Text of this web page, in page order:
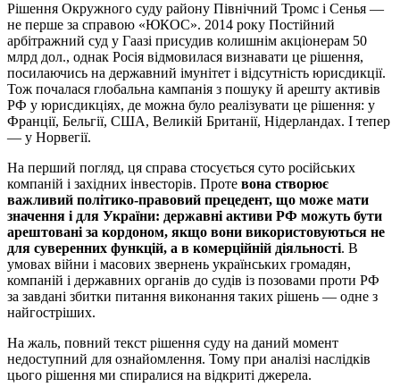
Рішення Окружного суду району Північний Тромс і Сенья —
не перше за справою «ЮКОС». 2014 року Постійний
арбітражний суд у Гаазі присудив колишнім акціонерам 50
млрд дол., однак Росія відмовилася визнавати це рішення,
посилаючись на державний імунітет і відсутність юрисдикції.
Тож почалася глобальна кампанія з пошуку й арешту активів
РФ у юрисдикціях, де можна було реалізувати це рішення: у
Франції, Бельгії, США, Великій Британії, Нідерландах. І тепер
— у Норвегії.
На перший погляд, ця справа стосується суто російських
компаній і західних інвесторів. Проте вона створює
важливий політико-правовий прецедент, що може мати
значення і для України: державні активи РФ можуть бути
арештовані за кордоном, якщо вони використовуються не
для суверенних функцій, а в комерційній діяльності. В
умовах війни і масових звернень українських громадян,
компаній і державних органів до судів із позовами проти РФ
за завдані збитки питання виконання таких рішень — одне з
найгостріших.
На жаль, повний текст рішення суду на даний момент
недоступний для ознайомлення. Тому при аналізі наслідків
цього рішення ми спиралися на відкриті джерела.